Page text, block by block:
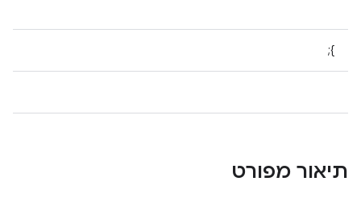
};
תיאור מפורט